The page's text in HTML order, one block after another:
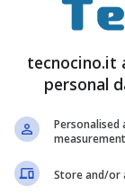
tecnocino.it
personal
Store and/or